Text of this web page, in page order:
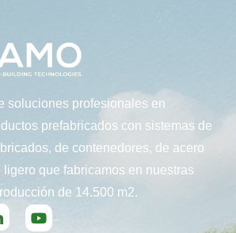
soluciones profesionales en
prefabricados con sistemas de
de contenedores, de acero
que fabricamos en nuestras
de 14.500 m2.